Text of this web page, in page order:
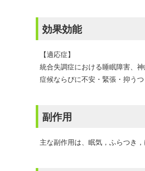
効果効能
【適応症】
統合失調症における睡眠障害、
症候ならびに不安・緊張・抑う
副作用
主な副作用は、眠気，ふらつき，